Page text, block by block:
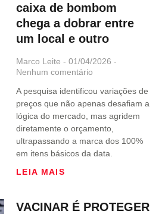
caixa de bombom
chega a dobrar entre
um local e outro
Marco Leite 01/04/2026
Nenhum comentário
A pesquisa identificou variações de
preços que não apenas desafiam a
lógica do mercado, mas agridem
diretamente o orçamento,
ultrapassando a marca dos 100%
em itens básicos da data.
LEIA MAIS
VACINAR É PROTEGER